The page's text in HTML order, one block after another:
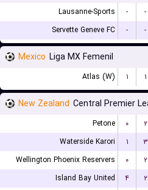
Lausanne-Sports - -
Servette Geneve FC
- -
Mexico Liga MX Femenil
Atlas (W) ۱ ۱
New Zealand Central Premier
Petone ۰ ۲
Waterside Karori
۱ ۳
Wellington Phoenix Reservers
۰ ۲
Island Bay United
۴ ۲